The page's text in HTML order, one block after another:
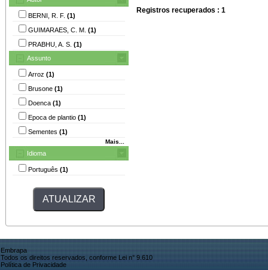
BERNI, R. F. (1)
GUIMARAES, C. M. (1)
PRABHU, A. S. (1)
Assunto
Arroz (1)
Brusone (1)
Doenca (1)
Epoca de plantio (1)
Sementes (1)
Mais...
Idioma
Português (1)
Registros recuperados : 1
Embrapa
Todos os direitos reservados, conforme Lei n° 9.610
Política de Privacidade